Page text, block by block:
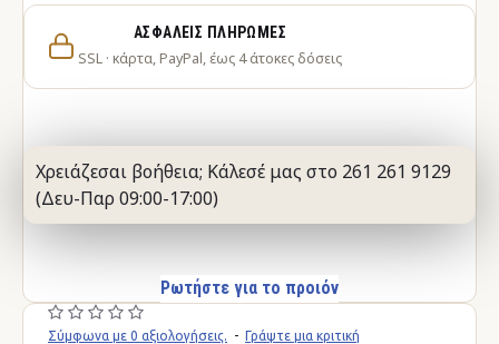
ΑΣΦΑΛΕΊΣ ΠΛΗΡΩΜΈΣ
SSL · κάρτα, PayPal, έως 4 άτοκες δόσεις
Χρειάζεσαι βοήθεια; Κάλεσέ μας στο 261 261 9129
(Δευ-Παρ 09:00-17:00)
Ρωτήστε για το προιόν
Σύμφωνα με 0 αξιολογήσεις. - Γράψτε μια κριτική